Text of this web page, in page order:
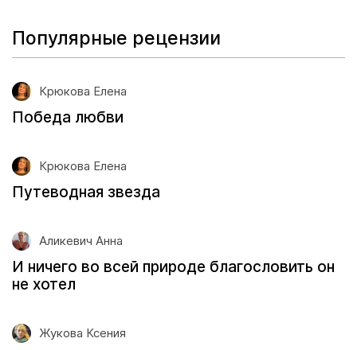
Популярные рецензии
Крюкова Елена
Победа любви
Крюкова Елена
Путеводная звезда
Аликевич Анна
И ничего во всей природе благословить он
не хотел
Жукова Ксения